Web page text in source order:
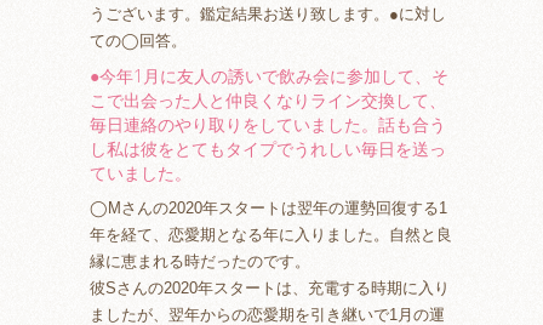
うございます。鑑定結果お送り致します。●に対し
ての◯回答。
●今年1月に友人の誘いで飲み会に参加して、そ
こで出会った人と仲良くなりライン交換して、
毎日連絡のやり取りをしていました。話も合う
し私は彼をとてもタイプでうれしい毎日を送っ
ていました。
◯Mさんの2020年スタートは翌年の運勢回復する1
年を経て、恋愛期となる年に入りました。自然と良
縁に恵まれる時だったのです。
彼Sさんの2020年スタートは、充電する時期に入り
ましたが、翌年からの恋愛期を引き継いで1月の運